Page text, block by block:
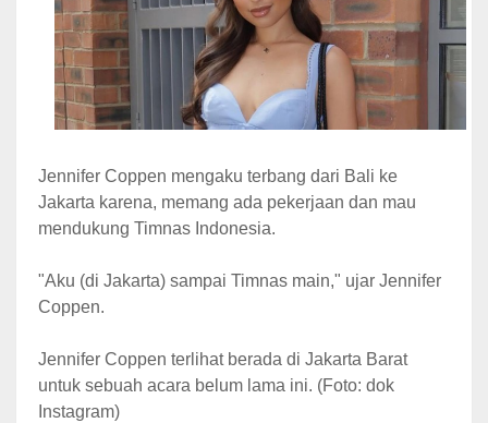
Jennifer Coppen mengaku terbang dari Bali ke
Jakarta karena, memang ada pekerjaan dan mau
mendukung Timnas Indonesia.
"Aku (di Jakarta) sampai Timnas main," ujar Jennifer
Coppen.
Jennifer Coppen terlihat berada di Jakarta Barat
untuk sebuah acara belum lama ini. (Foto: dok
Instagram)